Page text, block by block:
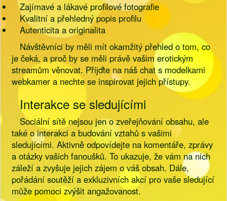
Zajímavé a lákavé profilové fotografie
Kvalitní a přehledný popis profilu
Autenticita a originalita
Návštěvníci by měli mít okamžitý přehled o tom, co
je čeká, a proč by se měli právě vašim erotickým
streamům věnovat. Přijďte na náš chat s modelkami
webkamer a nechte se inspirovat jejich přístupy.
Interakce se sledujícími
Sociální sítě nejsou jen o zveřejňování obsahu, ale
také o interakci a budování vztahů s vašimi
sledujícími. Aktivně odpovídejte na komentáře, zprávy
a otázky vašich fanoušků. To ukazuje, že vám na nich
záleží a zvyšuje jejich zájem o váš obsah. Dále,
pořádání soutěží a exkluzivních akcí pro vaše sledující
může pomoci zvýšit angažovanost.